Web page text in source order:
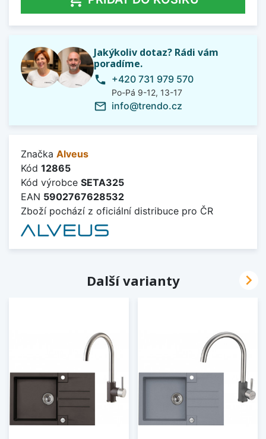
Jakýkoliv dotaz? Rádi vám
poradíme.
phone +420 731 979 570
Po-Pá 9-12, 13-17
mail_outline info@trendo.cz
Značka Alveus
Kód 12865
Kód výrobce SETA325
EAN 5902767628532
Zboží pochází z oficiální distribuce pro ČR
Další varianty 